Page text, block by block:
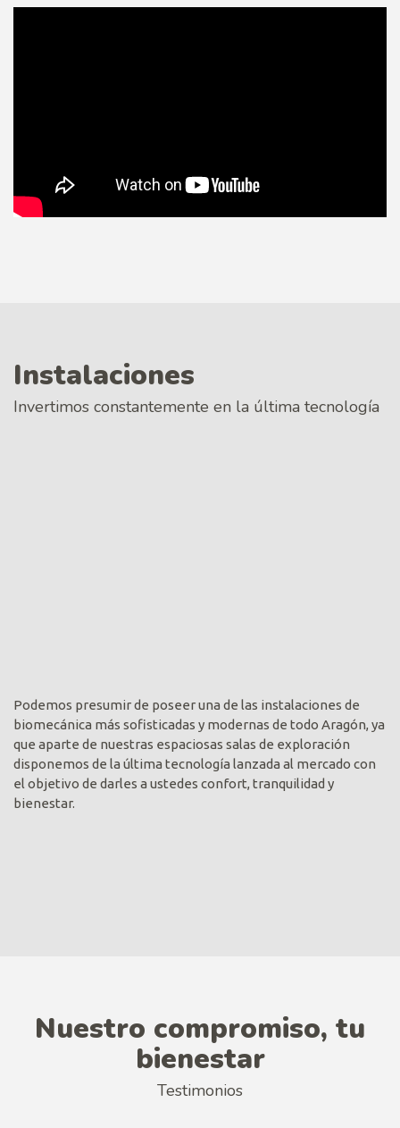
Instalaciones
Invertimos constantemente en la última tecnología
Podemos presumir de poseer una de las instalaciones de
biomecánica más sofisticadas y modernas de todo Aragón, ya
que aparte de nuestras espaciosas salas de exploración
disponemos de la última tecnología lanzada al mercado con
el objetivo de darles a ustedes confort, tranquilidad y
bienestar.
Nuestro compromiso, tu
bienestar
Testimonios